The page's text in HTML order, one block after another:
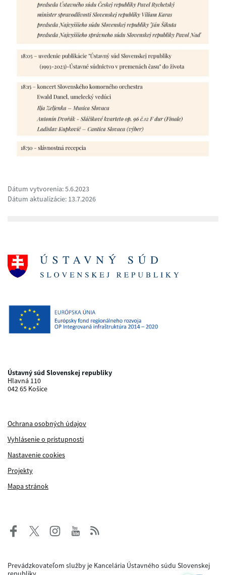
Dátum vytvorenia: 5.6.2023
Dátum aktualizácie: 13.7.2026
Ústavný súd Slovenskej republiky
Hlavná 110
042 65 Košice
Ochrana osobných údajov
Vyhlásenie o prístupnosti
Nastavenie cookies
Projekty
Mapa stránok
Prevádzkovateľom služby je Kancelária Ústavného súdu Slovenskej